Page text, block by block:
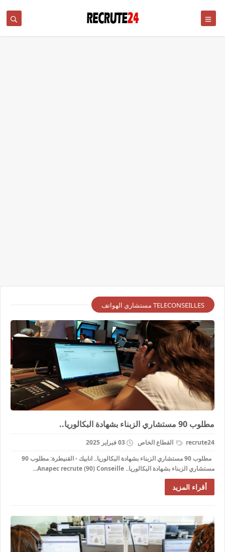
TELECONSEILLES مستشاري الهواتف
مطلوب 90 مستشاري الزبناء بشهادة البكالوريا..
recrute24 القطاع الخاص
03 فبراير 2025
مطلوب 90 مستشاري الزبناء بشهادة البكالوريا.. انابيك - القنيطرة: مطلوب 90
مستشاري الزبناء بشهادة البكالوريا.. Anapec recrute (90) Conseille...
أقراء المزيد